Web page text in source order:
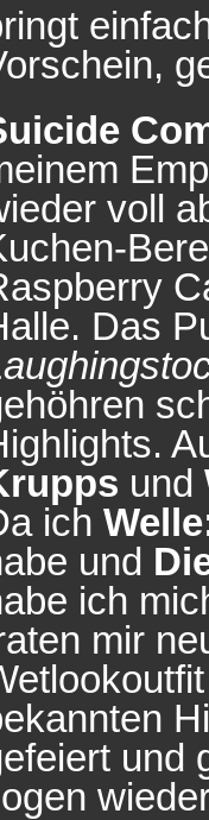
voll
Das
und
ich
und
ich
mir
und